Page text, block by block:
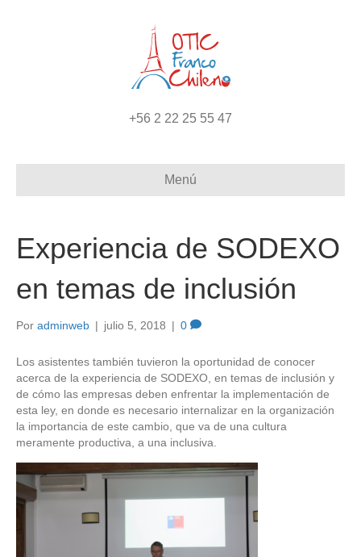
+56 2 22 25 55 47
Menú
Experiencia de SODEXO
en temas de inclusión
Por adminweb | julio 5, 2018 | 0
Los asistentes también tuvieron la oportunidad de conocer
acerca de la experiencia de SODEXO, en temas de inclusión y
de cómo las empresas deben enfrentar la implementación de
esta ley, en donde es necesario internalizar en la organización
la importancia de este cambio, que va de una cultura
meramente productiva, a una inclusiva.